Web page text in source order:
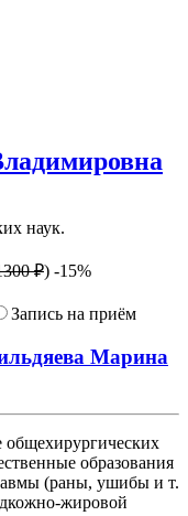
наук.
₽) -15%
Запись на приём
Марина
общехирургических
образования
(раны, ушибы и т.
жировой